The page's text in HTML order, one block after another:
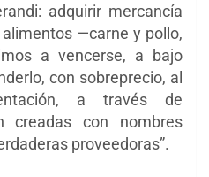
adquirir mercancía
—carne y pollo,
a vencerse, a bajo
con sobreprecio, al
a través de
creadas con nombres
proveedoras”.